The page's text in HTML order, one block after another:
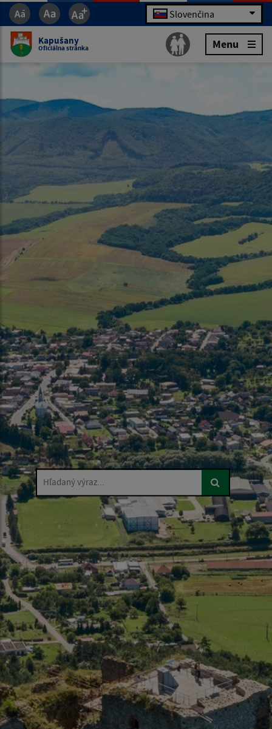
Slovenčina
Kapušany
Oficiálna stránka Menu
Hľadaný výraz...